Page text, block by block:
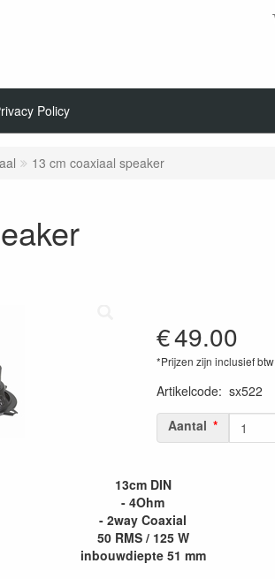
Policy
13 cm coaxiaal speaker
€49.00
*Prijzen zijn inclusief btw
Artikelcode: sx522
Aantal
13cm DIN
- 4Ohm
- 2way Coaxial
50 RMS / 125 W
inbouwdiepte 51 mm